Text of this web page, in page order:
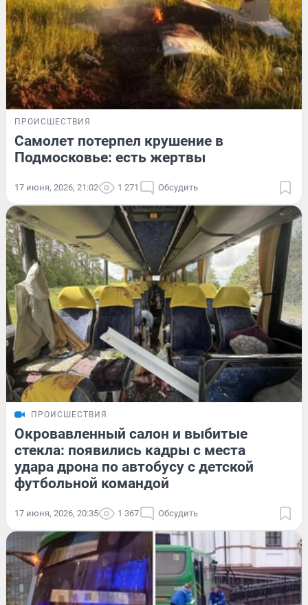
ПРОИСШЕСТВИЯ
Самолет потерпел крушение в
Подмосковье: есть жертвы
17 июня, 2026, 21:02 1 271 Обсудить
ПРОИСШЕСТВИЯ
Окровавленный салон и выбитые
стекла: появились кадры с места
удара дрона по автобусу с детской
футбольной командой
17 июня, 2026, 20:35 1 367 Обсудить